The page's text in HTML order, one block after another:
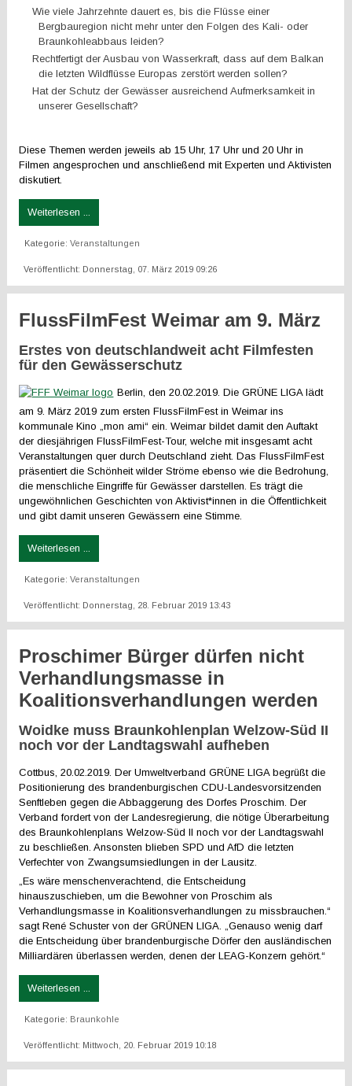
Wie viele Jahrzehnte dauert es, bis die Flüsse einer
Bergbauregion nicht mehr unter den Folgen des Kali- oder
Braunkohleabbaus leiden?
Rechtfertigt der Ausbau von Wasserkraft, dass auf dem Balkan
die letzten Wildflüsse Europas zerstört werden sollen?
Hat der Schutz der Gewässer ausreichend Aufmerksamkeit in
unserer Gesellschaft?
Diese Themen werden jeweils ab 15 Uhr, 17 Uhr und 20 Uhr in
Filmen angesprochen und anschließend mit Experten und Aktivisten
diskutiert.
Weiterlesen ...
Kategorie:Veranstaltungen
Veröffentlicht: Donnerstag, 07. März 2019 09:26
FlussFilmFest Weimar am 9. März
Erstes von deutschlandweit acht Filmfesten
für den Gewässerschutz
Berlin, den 20.02.2019. Die GRÜNE LIGA lädt
am 9. März 2019 zum ersten FlussFilmFest in Weimar ins
kommunale Kino „mon ami“ ein. Weimar bildet damit den Auftakt
der diesjährigen FlussFilmFest-Tour, welche mit insgesamt acht
Veranstaltungen quer durch Deutschland zieht. Das FlussFilmFest
präsentiert die Schönheit wilder Ströme ebenso wie die Bedrohung,
die menschliche Eingriffe für Gewässer darstellen. Es trägt die
ungewöhnlichen Geschichten von Aktivist*innen in die Öffentlichkeit
und gibt damit unseren Gewässern eine Stimme.
Weiterlesen ...
Kategorie:Veranstaltungen
Veröffentlicht: Donnerstag, 28. Februar 2019 13:43
Proschimer Bürger dürfen nicht
Verhandlungsmasse in
Koalitionsverhandlungen werden
Woidke muss Braunkohlenplan Welzow-Süd II
noch vor der Landtagswahl aufheben
Cottbus, 20.02.2019. Der Umweltverband GRÜNE LIGA begrüßt die
Positionierung des brandenburgischen CDU-Landesvorsitzenden
Senftleben gegen die Abbaggerung des Dorfes Proschim. Der
Verband fordert von der Landesregierung, die nötige Überarbeitung
des Braunkohlenplans Welzow-Süd II noch vor der Landtagswahl
zu beschließen. Ansonsten blieben SPD und AfD die letzten
Verfechter von Zwangsumsiedlungen in der Lausitz.
„Es wäre menschenverachtend, die Entscheidung
hinauszuschieben, um die Bewohner von Proschim als
Verhandlungsmasse in Koalitionsverhandlungen zu missbrauchen.“
sagt René Schuster von der GRÜNEN LIGA. „Genauso wenig darf
die Entscheidung über brandenburgische Dörfer den ausländischen
Milliardären überlassen werden, denen der LEAG-Konzern gehört.“
Weiterlesen ...
Kategorie: Braunkohle
Veröffentlicht: Mittwoch, 20. Februar 2019 10:18